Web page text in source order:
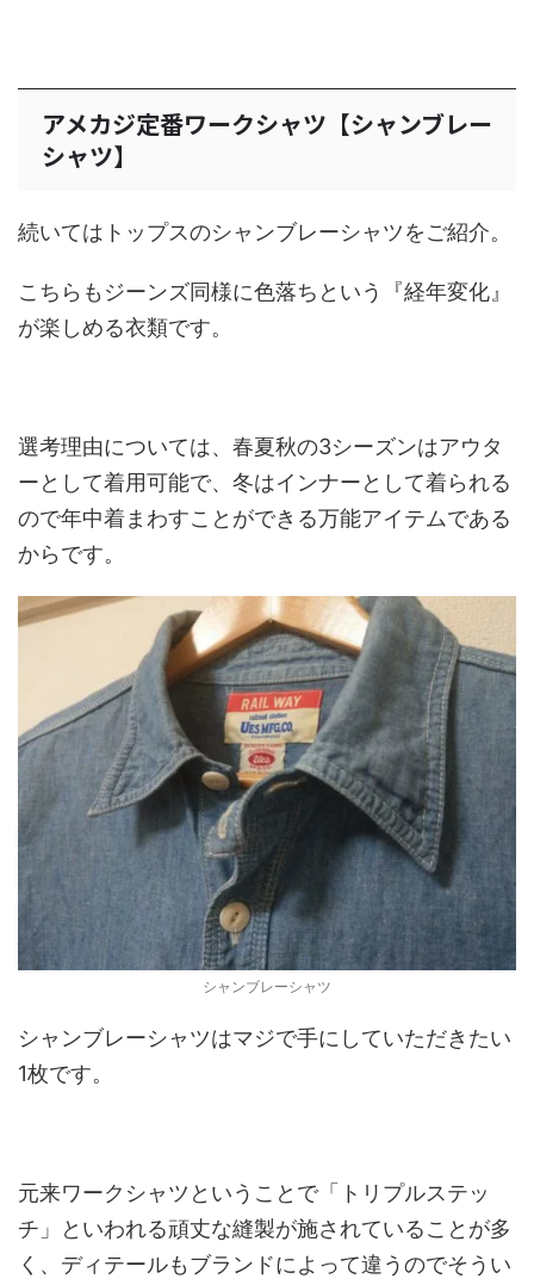
アメカジ定番ワークシャツ【シャンブレー
シャツ】
続いてはトップスのシャンブレーシャツをご紹介。
こちらもジーンズ同様に色落ちという『経年変化』
が楽しめる衣類です。
選考理由については、春夏秋の3シーズンはアウタ
ーとして着用可能で、冬はインナーとして着られる
ので年中着まわすことができる万能アイテムである
からです。
シャンブレーシャツ
シャンブレーシャツはマジで手にしていただきたい
1枚です。
元来ワークシャツということで「トリプルステッ
チ」といわれる頑丈な縫製が施されていることが多
く、ディテールもブランドによって違うのでそうい